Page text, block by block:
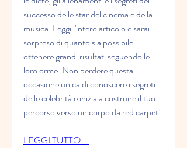
successo delle star del cinema e della
musica. Leggi l'intero articolo e sarai
sorpreso di quanto sia possibile
ottenere grandi risultati seguendo le
loro orme. Non perdere questa
occasione unica di conoscere i segreti
delle celebrità e inizia a costruire il tuo
percorso verso un corpo da red carpet!
LEGGI TUTTO ...